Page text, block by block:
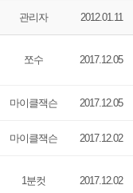
관리자 2012.01.11
쪼수 2017.12.05
마이클잭슨 2017.12.05
마이클잭슨 2017.12.02
1분컷 2017.12.02